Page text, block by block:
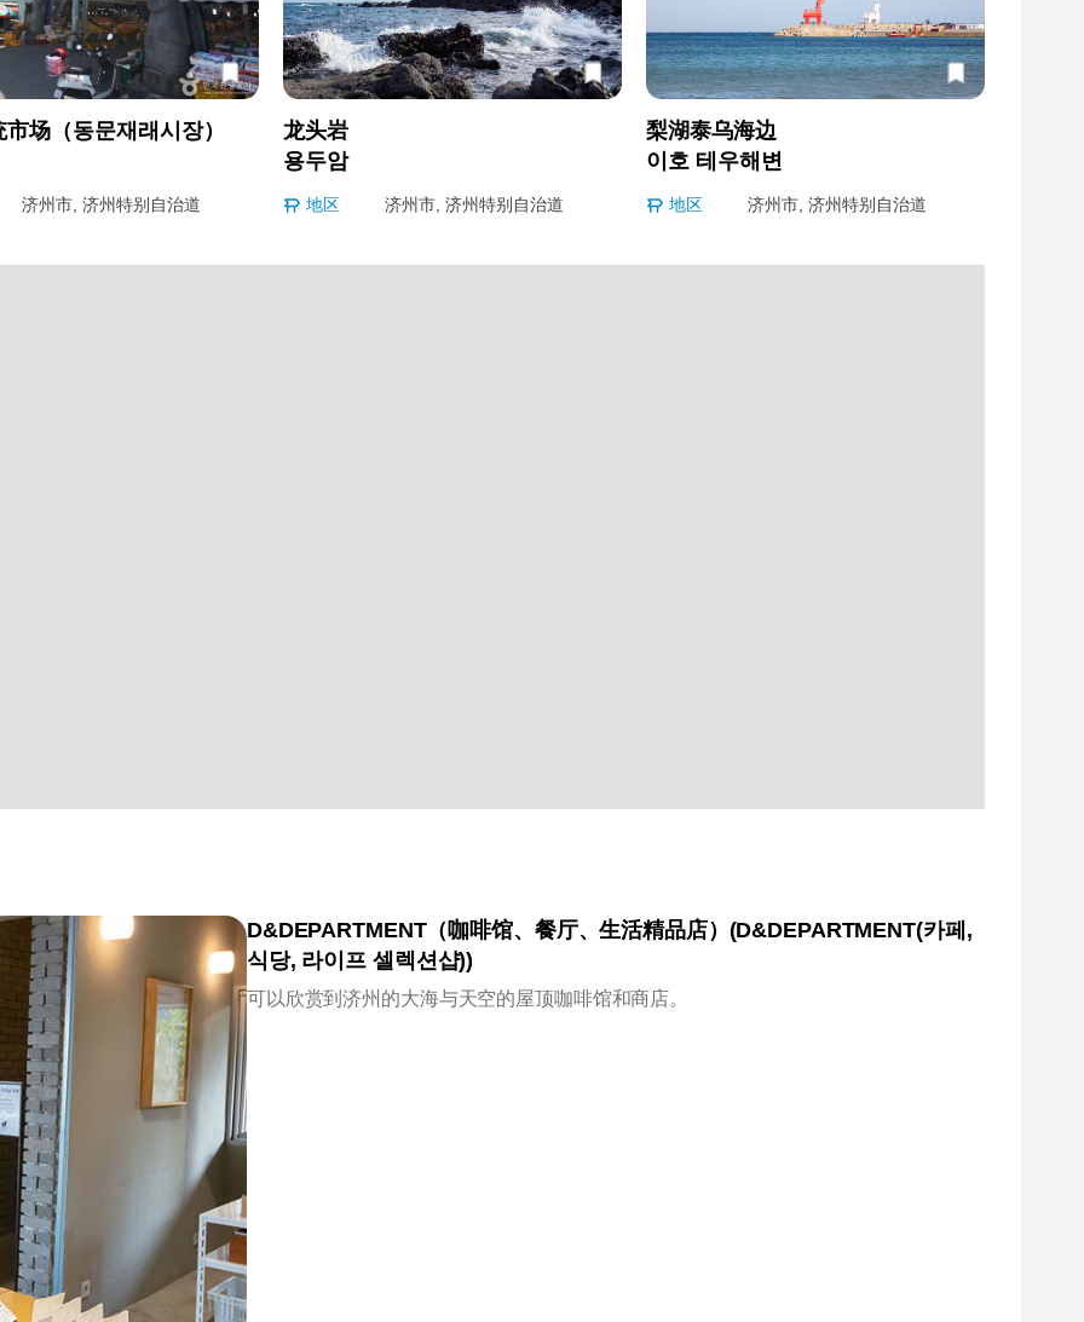
场（동문재래시장）
济州市, 济州特别自治道
龙头岩
용두암
地区 济州市, 济州特别自治道
梨湖泰乌海边
이호 테우해변
地区 济州市, 济州特别自治道
D&DEPARTMENT（咖啡馆、餐厅、生活精品店）(D&DEPARTMENT(카페,
식당, 라이프 셀렉션샵))
可以欣赏到济州的大海与天空的屋顶咖啡馆和商店。